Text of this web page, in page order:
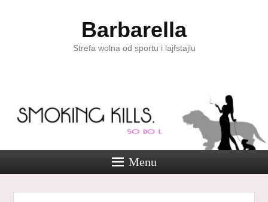
Barbarella
Strefa wolna od sportu i lajfstajlu
Menu